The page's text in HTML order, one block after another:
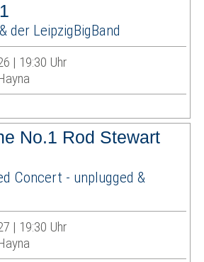
der LeipzigBigBand
| 19:30 Uhr
No.1 Rod Stewart
Concert - unplugged &
| 19:30 Uhr